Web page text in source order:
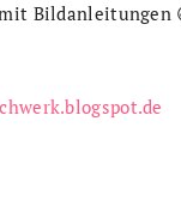
Bildanleitungen